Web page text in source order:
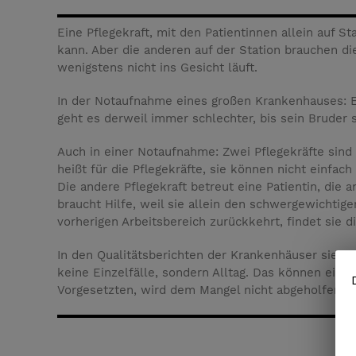
Eine Pflegekraft, mit den Patientinnen allein auf
kann. Aber die anderen auf der Station brauchen
wenigstens nicht ins Gesicht läuft.
In der Notaufnahme eines großen
geht es derweil immer schlechter, bis sein Bruder
Auch in einer Notaufnahme: Zwei Pflegekräfte
heißt für die Pflegekräfte, sie können nicht
Die andere Pflegekraft betreut eine Patientin, die
braucht Hilfe, weil sie allein den
vorherigen Arbeitsbereich zurückkehrt, findet sie
In den Qualitätsberichten der Krankenhäuser
keine Einzelfälle, sondern Alltag. Das können
Vorgesetzten, wird dem Mangel nicht abgeholfen.